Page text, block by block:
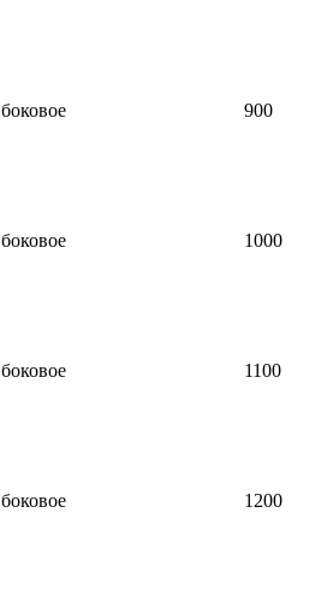
боковое
900
боковое
1000
боковое
1100
боковое
1200